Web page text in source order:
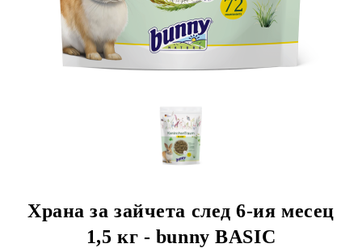
Храна за зайчета след 6-ия месец
1,5 кг - bunny BASIC